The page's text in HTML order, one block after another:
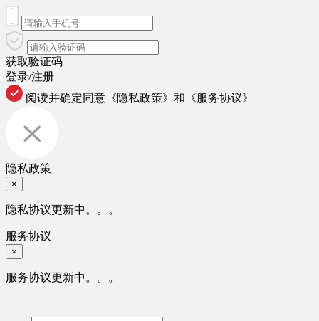
获取验证码
登录/注册
阅读并确定同意 《隐私政策》 和 《服务协议》
隐私政策
×
隐私协议更新中。。。
服务协议
×
服务协议更新中。。。